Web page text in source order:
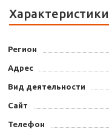
Характеристики
Регион
Адрес
Вид деятельности
Сайт
Телефон